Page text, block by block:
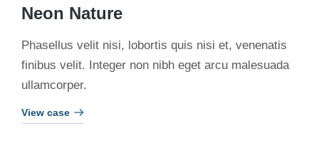
Neon Nature
Phasellus velit nisi, lobortis quis nisi et, venenatis
finibus velit. Integer non nibh eget arcu malesuada
ullamcorper.
View case